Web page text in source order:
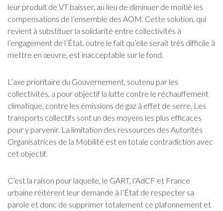
leur produit de VT baisser, au lieu de diminuer de moitié les
compensations de l’ensemble des AOM. Cette solution, qui
revient à substituer la solidarité entre collectivités à
l’engagement de l’État, outre le fait qu’elle serait très difficile à
mettre en œuvre, est inacceptable sur le fond.
L’axe prioritaire du Gouvernement, soutenu par les
collectivités, a pour objectif la lutte contre le réchauffement
climatique, contre les émissions de gaz à effet de serre. Les
transports collectifs sont un des moyens les plus efficaces
pour y parvenir. La limitation des ressources des Autorités
Organisatrices de la Mobilité est en totale contradiction avec
cet objectif.
C’est la raison pour laquelle, le GART, l’AdCF et France
urbaine réitèrent leur demande à l’État de respecter sa
parole et donc de supprimer totalement ce plafonnement et